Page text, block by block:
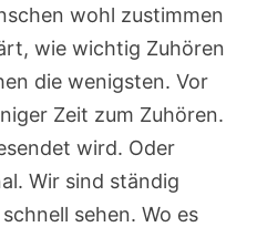
wohl zustimmen
wie wichtig Zuhören
die wenigsten. Vor
Zeit zum Zuhören.
wird. Oder
Wir sind ständig
sehen. Wo es